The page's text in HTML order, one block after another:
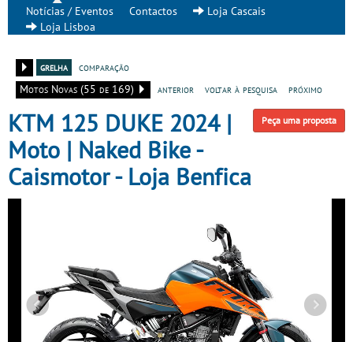
Notícias / Eventos
Contactos
Loja Cascais
Loja Lisboa
grelha
comparação
Motos Novas (55 de 169)
anterior voltar à pesquisa próximo
Peça uma proposta
KTM 125 DUKE 2024 |
Moto | Naked Bike -
Caismotor - Loja Benfica